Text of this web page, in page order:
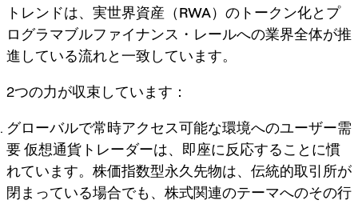
トレンドは、 実世界資産（RWA）のトークン化とプ
ログラマブルファイナンス・レールへの業界全体が推
進している流れと一致しています。
2つの力が収束しています：
グローバルで常時アクセス可能な環境へのユーザー需
要仮想通貨トレーダーは、即座に反応することに慣
れています。株価指数型永久先物は、伝統的取引所が
閉まっている場合でも、株式関連のテーマへのその行